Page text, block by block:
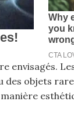
envisagés.
des objets